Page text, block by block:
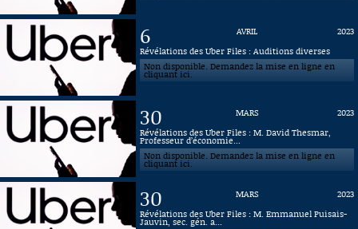
Connaissance, Histoire
Autres
6 AVRIL
2023
Révélations des Uber Files : Auditions diverses
Non disponible. Demandez la mise en ligne en
cliquant ici.
30 MARS
2023
Révélations des Uber Files : M. David Thesmar,
Professeur d’économie...
Non disponible. Demandez la mise en ligne en
cliquant ici.
30 MARS
2023
Révélations des Uber Files : M. Emmanuel Puisais-
Jauvin, sec. gén. a...